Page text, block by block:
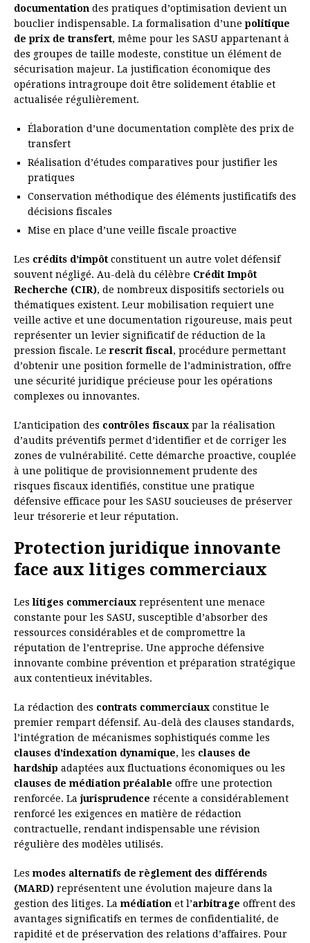
documentation des pratiques d’optimisation devient un
bouclier indispensable. La formalisation d’une politique
de prix de transfert, même pour les SASU appartenant à
des groupes de taille modeste, constitue un élément de
sécurisation majeur. La justification économique des
opérations intragroupe doit être solidement établie et
actualisée régulièrement.
Élaboration d’une documentation complète des prix de
transfert
Réalisation d’études comparatives pour justifier les
pratiques
Conservation méthodique des éléments justificatifs des
décisions fiscales
Mise en place d’une veille fiscale proactive
Les crédits d’impôt constituent un autre volet défensif
souvent négligé. Au-delà du célèbre Crédit Impôt
Recherche (CIR), de nombreux dispositifs sectoriels ou
thématiques existent. Leur mobilisation requiert une
veille active et une documentation rigoureuse, mais peut
représenter un levier significatif de réduction de la
pression fiscale. Lerescrit fiscal, procédure permettant
d’obtenir une position formelle de l’administration, offre
une sécurité juridique précieuse pour les opérations
complexes ou innovantes.
L’anticipation des contrôles fiscaux par la réalisation
d’audits préventifs permet d’identifier et de corriger les
zones de vulnérabilité. Cette démarche proactive, couplée
à une politique de provisionnement prudente des
risques fiscaux identifiés, constitue une pratique
défensive efficace pour les SASU soucieuses de préserver
leur trésorerie et leur réputation.
Protection juridique innovante
face aux litiges commerciaux
Leslitiges commerciaux représentent une menace
constante pour les SASU, susceptible d’absorber des
ressources considérables et de compromettre la
réputation de l’entreprise. Une approche défensive
innovante combine prévention et préparation stratégique
aux contentieux inévitables.
La rédaction des contrats commerciaux constitue le
premier rempart défensif. Au-delà des clauses standards,
l’intégration de mécanismes sophistiqués comme les
clauses d’indexation dynamique, les clauses de
hardship adaptées aux fluctuations économiques ou les
clauses de médiation préalable offre une protection
renforcée. Lajurisprudence récente a considérablement
renforcé les exigences en matière de rédaction
contractuelle, rendant indispensable une révision
régulière des modèles utilisés.
Lesmodes alternatifs de règlement des différends
(MARD) représentent une évolution majeure dans la
gestion des litiges. Lamédiation et l’arbitrage offrent des
avantages significatifs en termes de confidentialité, de
rapidité et de préservation des relations d’affaires. Pour